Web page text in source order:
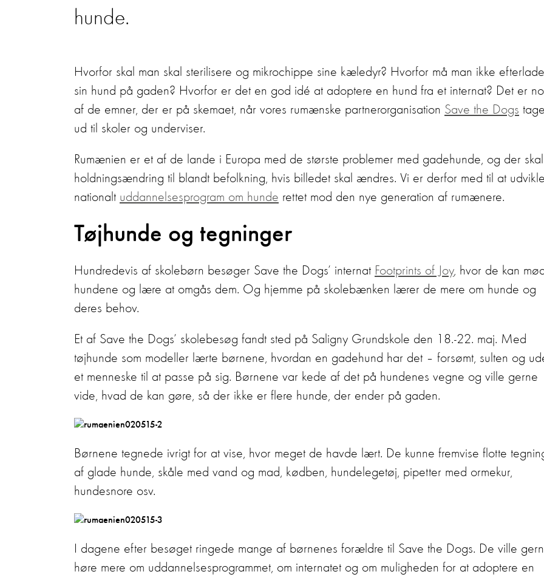
hunde.
Hvorfor skal man skal sterilisere og mikrochippe sine kæledyr? Hvorfor må man ikke efterlade
sin hund på gaden? Hvorfor er det en god idé at adoptere en hund fra et internat? Det er
af de emner, der er på skemaet, når vores rumænske partnerorganisation Save the Dogs
ud til skoler og underviser.
Rumænien er et af de lande i Europa med de største problemer med gadehunde, og der
holdningsændring til blandt befolkning, hvis billedet skal ændres. Vi er derfor med til at
nationalt uddannelsesprogram om hunde rettet mod den nye generation af rumænere.
Tøjhunde og tegninger
Hundredevis af skolebørn besøger Save the Dogs’ internat Footprints of Joy, hvor de kan
hundene og lære at omgås dem. Og hjemme på skolebænken lærer de mere om hunde og
deres behov.
Et af Save the Dogs’ skolebesøg fandt sted på Saligny Grundskole den 18.-22. maj. Med
tøjhunde som modeller lærte børnene, hvordan en gadehund har det – forsømt, sulten og
et menneske til at passe på sig. Børnene var kede af det på hundenes vegne og ville gerne
vide, hvad de kan gøre, så der ikke er flere hunde, der ender på gaden.
Børnene tegnede ivrigt for at vise, hvor meget de havde lært. De kunne fremvise flotte
af glade hunde, skåle med vand og mad, kødben, hundelegetøj, pipetter med ormekur,
hundesnore osv.
I dagene efter besøget ringede mange af børnenes forældre til Save the Dogs. De ville
høre mere om uddannelsesprogrammet, om internatet og om muligheden for at adoptere en